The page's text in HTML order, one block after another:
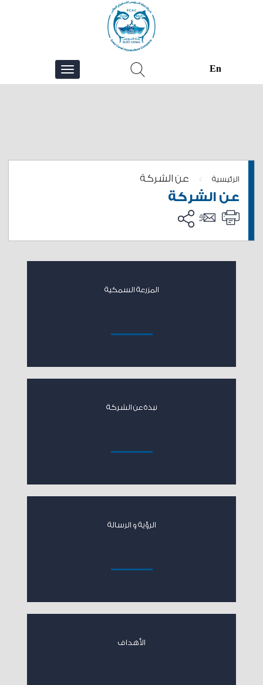
En
الرئيسية > عن الشركة
عن الشركة
المزرعة السمكية
نبذة عن الشركة
الرؤية و الرسالة
الأهداف